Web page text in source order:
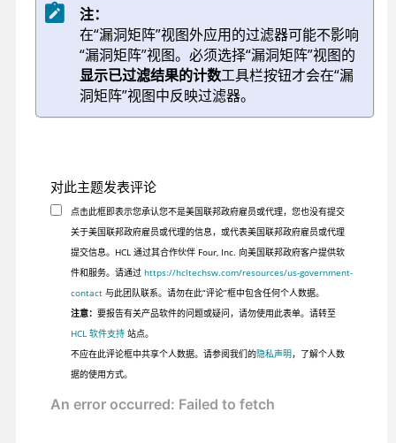
注：
在“漏洞矩阵”视图外应用的过滤器可能不影响
“漏洞矩阵”视图。必须选择“漏洞矩阵”视图的
显示已过滤结果的计数工具栏按钮才会在“漏
洞矩阵”视图中反映过滤器。
对此主题发表评论
点击此框即表示您承认您不是美国联邦政府雇员或代理，您也没有提交
关于美国联邦政府雇员或代理的信息，或代表美国联邦政府雇员或代理
提交信息。HCL 通过其合作伙伴 Four, Inc. 向美国联邦政府客户提供软
件和服务。请通过 https://hcltechsw.com/resources/us-government-
contact与此团队联系。请勿在此“评论”框中包含任何个人数据。
注意： 要报告有关产品软件的问题或疑问，请勿使用此表单。请转至
HCL 软件支持站点。
不应在此评论框中共享个人数据。请参阅我们的隐私声明，了解个人数
据的使用方式。